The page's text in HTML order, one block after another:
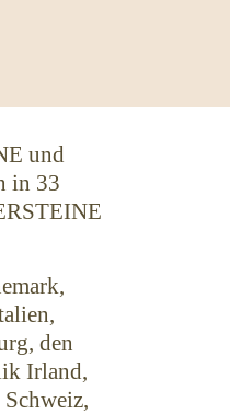
und
in 33
den
Irland,